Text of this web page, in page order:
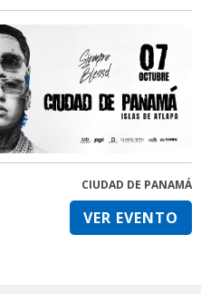
CIUDAD DE PANAMÁ
VER EVENTO